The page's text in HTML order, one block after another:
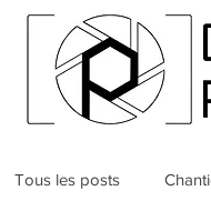
Tous les posts